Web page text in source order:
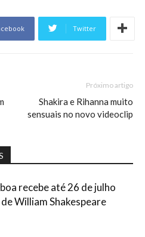
Twitter
Próximo artigo
Shakira e Rihanna muito
sensuais no novo videoclip
recebe até 26 de julho
de William Shakespeare